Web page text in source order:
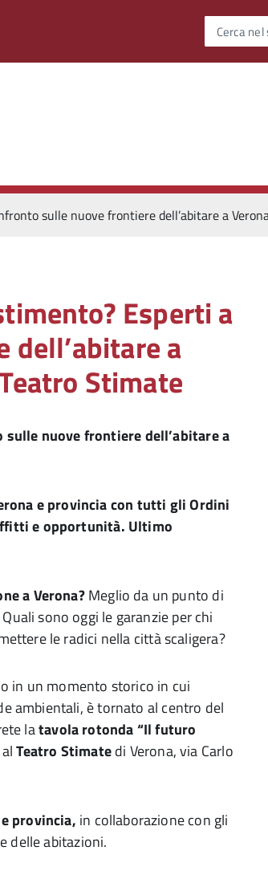
Cerca
sulle nuove frontiere dell’abitare a
Esperti a
a
Stimate
sulle nuove frontiere dell’abitare a
e provincia con tutti gli Ordini
e opportunità. Ultimo
a Verona?Meglio da un punto di
sono oggi le garanzie per chi
le radici nella città scaligera?
in un momento storico in cui
ambientali, è tornato al centro del
latavola rotonda “Il futuro
alTeatro Stimatedi Verona, via Carlo
provincia, in collaborazione con gli
delle abitazioni.